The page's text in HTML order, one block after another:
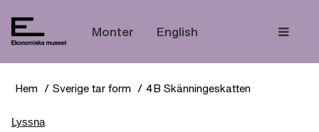
Monter English Tema
Hem Sverige tar form 4B Skänningeskatten
Lyssna